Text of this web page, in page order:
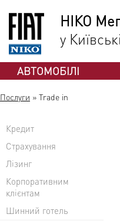
НІКО
у
АВТОМОБІЛІ
Послуги » Trade in
Кредит
Страхування
Лізинг
Корпоративним
клієнтам
Шинний готель